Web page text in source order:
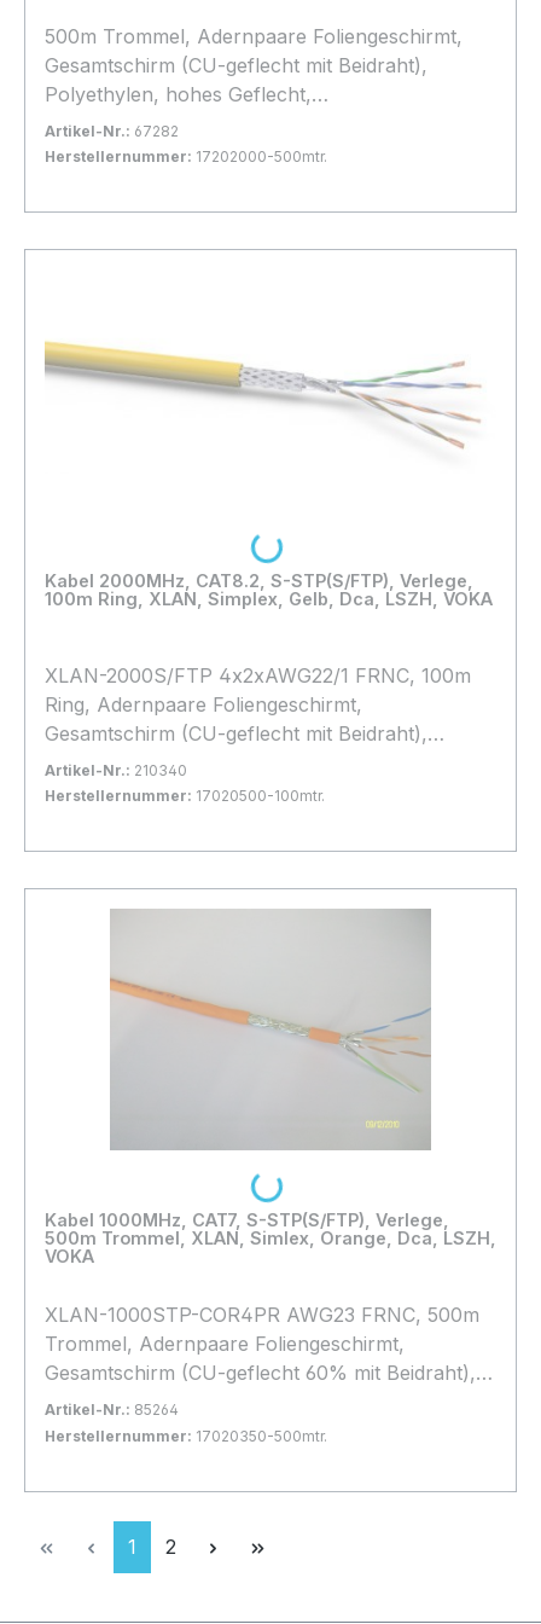
500m Trommel, Adernpaare Foliengeschirmt,
Gesamtschirm (CU-geflecht mit Beidraht),
Polyethylen, hohes Geflecht,
Außendurchmesser 9,4mm, Leiterdurchmesser
0,57mm blank,
Artikel-Nr.: 67282
Herstellernummer: 17202000-500mtr.
Lieferung auf Palette
In den Warenkorb
Kabel 2000MHz, CAT8.2, S-STP(S/FTP), Verlege,
100m Ring, XLAN, Simplex, Gelb, Dca, LSZH, VOKA
XLAN-2000S/FTP 4x2xAWG22/1 FRNC, 100m
Ring, Adernpaare Foliengeschirmt,
Gesamtschirm (CU-geflecht mit Beidraht),
Halogenfrei, * Gelb *, hohes Geflecht, d=
8,3mm, Brandlast: Dca
Artikel-Nr.: 210340
Herstellernummer: 17020500-100mtr.
In den Warenkorb
Loading...
Kabel 1000MHz, CAT7, S-STP(S/FTP), Verlege,
500m Trommel, XLAN, Simlex, Orange, Dca, LSZH,
VOKA
XLAN-1000STP-COR4PR AWG23 FRNC, 500m
Trommel, Adernpaare Foliengeschirmt,
Gesamtschirm (CU-geflecht 60% mit Beidraht),
Halogenfrei, **** Orange **, hohes Geflecht,
Brandklasse: Dca,
Artikel-Nr.: 85264
Herstellernummer: 17020350-500mtr.
In den Warenkorb
Loading...
Seite
1 Seite
2